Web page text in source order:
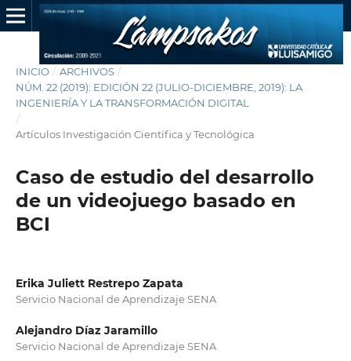
INICIO / ARCHIVOS /
NÚM. 22 (2019): EDICIÓN 22 (JULIO-DICIEMBRE, 2019): LA
INGENIERÍA Y LA TRANSFORMACIÓN DIGITAL
/
Artículos Investigación Científica y Tecnológica
Caso de estudio del desarrollo
de un videojuego basado en
BCI
Erika Juliett Restrepo Zapata
Servicio Nacional de Aprendizaje SENA
Alejandro Díaz Jaramillo
Servicio Nacional de Aprendizaje SENA